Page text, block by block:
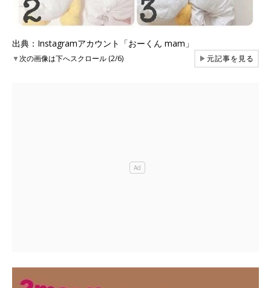
出典：Instagramアカウント「おーくん mam」
▼次の画像は下へスクロール (2/6) ▶元記事を見る